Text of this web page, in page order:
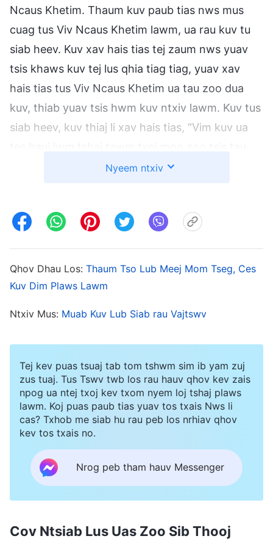
Ncaus Khetim. Thaum kuv paub tias nws mus
cuag tus Viv Ncaus Khetim lawm, ua rau kuv tu
siab heev. Kuv xav hais tias tej zaum nws yuav
tsis khaws kuv tej lus qhia tiag tiag, yuav xav
hais tias tus Viv Ncaus Khetim ua tau zoo dua
kuv, thiab yuav tsis hwm kuv ntxiv lawm. Kuv tus
siab heev, kuv thiaj li xav hais tias, “Vim kuv ua
zoo hlo li, kuv yuav tsum tau sib zog ua hauj lwm
Khetim, thiab yav tom ntej, yog hais tias cov nus
yuav tuaj cuag kuv tsis yog tuaj cuag nws.” Ntau
hnub tom qab ntawd, kuv pom tias Viv Ncaus
heev rau nws tes dej num, thiab muaj qee zaus
nws ua hauj lwm ib hmos kaj ntug plaws. Yog li
ntawd kuv kuj tau sim nyob kom lig ua kuv tes
dej num thiab. Ua li ntawd, kom cov nus thiab
cov viv ncaus pom tau tias kuv kuj leg lub luag
hauj lwm tau zoo thiab tsis muaj qhov phem
tshaj nws. Tom qab ntawd, pawg ntseeg tau
muaj ib qho kev xaiv tsa txog ib tug pab tshaj
tawm txoj moo zoo. Tseeb tiag, los ntawm txhua
kis los, ces tus Viv Ncaus Khetim yog tus ua tau
tsis xav xaiv nws. Kuv xav hais tias yog nws muaj
Nyeem ntxiv
Qhov Dhau Los: Thaum Tso Lub Meej Mom Tseg, Ces
Kuv Dim Plaws Lawm
Ntxiv Mus: Muab Kuv Lub Siab rau Vajtswv
Tej kev puas tsuaj tab tom tshwm sim ib yam zuj
zus tuaj. Tus Tswv twb los rau hauv qhov kev zais
npog ua ntej txoj kev txom nyem loj tshaj plaws
lawm. Koj puas paub tias yuav tos txais Nws li
cas? Txhob me siab hu rau peb los nrhiav qhov
kev tos txais no.
Nrog peb tham hauv Messenger
Cov Ntsiab Lus Uas Zoo Sib Thooj